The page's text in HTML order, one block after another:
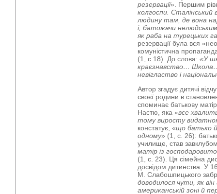
резервації». Першим
колгоспи. Сталінський
людину там, де вона
і, батожачи
як раба на турецьких
резервації була вся
комуністична
(1, с.18). До слова: «У
краєзнавство…
невігластво і
Автор згадує дитячі
своєї родини в
споминає батькову
Настю, яка «все
тому виросту
констатує, «що батько й
одному» (1, с. 26):
училище, став
матір із
(1, с. 23). Ця сімейна
досвідом дитинства. У
М. Слабошпицького
доводилося чути, як
американській зоні й